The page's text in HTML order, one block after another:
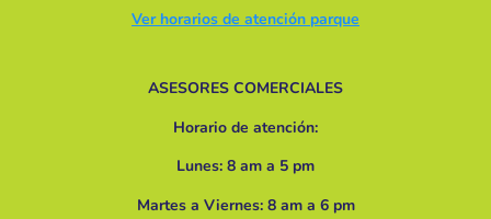
Ver horarios de atención parque
ASESORES COMERCIALES
Horario de atención:
Lunes: 8 am a 5 pm
Martes a Viernes: 8 am a 6 pm